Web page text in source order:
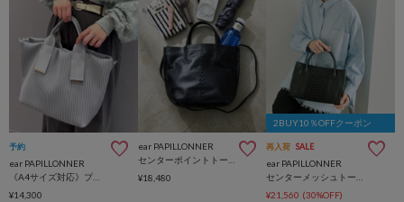
予約
ear PAPILLONNER
¥14,300
ear PAPILLONNER
¥18,480
2BUY10％OFFクーポン
再入荷 SALE
ear PAPILLONNER
¥21,560 (30%OFF)